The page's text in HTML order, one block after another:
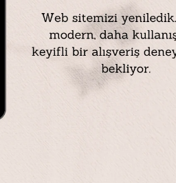
Emayra
porselen
Sofra ve
biri olarak
Porselen
antika
günümüz
uzun